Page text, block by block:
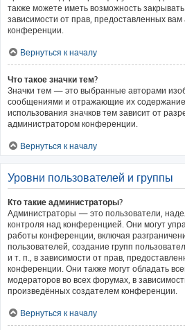
также можете иметь возможность
зависимости от прав, предоставленных
конференции.
Вернуться к началу
Что такое значки тем?
Значки тем — это выбранные авторами
сообщениями и отражающие их
использования значков тем зависит от
администратором конференции.
Вернуться к началу
Уровни пользователей и группы
Кто такие администраторы?
Администраторы — это пользователи,
контроля над конференцией. Они могут
работы конференции, включая
пользователей, создание групп
и т. п., в зависимости от прав,
конференции. Они также могут обладать
модераторов во всех форумах, в
произведённых создателем конференции.
Вернуться к началу